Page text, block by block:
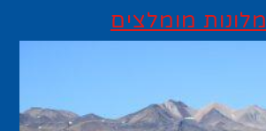
מלונות מומלצים